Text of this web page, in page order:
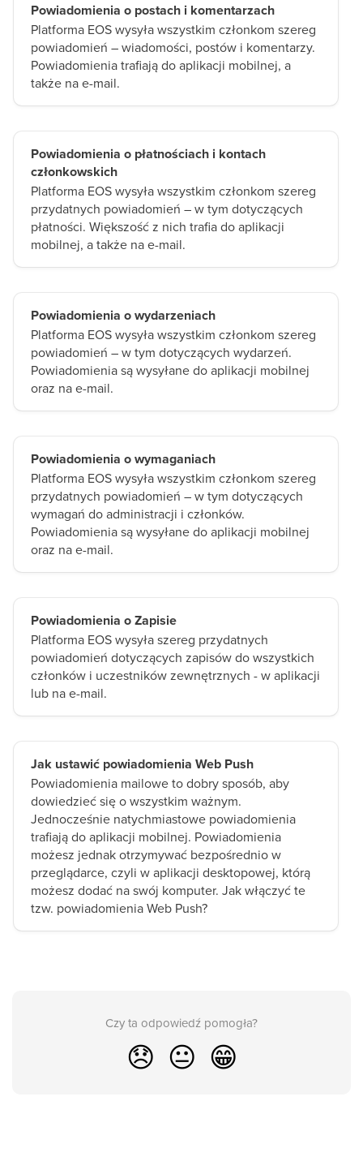
Powiadomienia o postach i komentarzach
Platforma EOS wysyła wszystkim członkom szereg
powiadomień – wiadomości, postów i komentarzy.
Powiadomienia trafiają do aplikacji mobilnej, a
także na e-mail.
Powiadomienia o płatnościach i kontach
członkowskich
Platforma EOS wysyła wszystkim członkom szereg
przydatnych powiadomień – w tym dotyczących
płatności. Większość z nich trafia do aplikacji
mobilnej, a także na e-mail.
Powiadomienia o wydarzeniach
Platforma EOS wysyła wszystkim członkom szereg
powiadomień – w tym dotyczących wydarzeń.
Powiadomienia są wysyłane do aplikacji mobilnej
oraz na e-mail.
Powiadomienia o wymaganiach
Platforma EOS wysyła wszystkim członkom szereg
przydatnych powiadomień – w tym dotyczących
wymagań do administracji i członków.
Powiadomienia są wysyłane do aplikacji mobilnej
oraz na e-mail.
Powiadomienia o Zapisie
Platforma EOS wysyła szereg przydatnych
powiadomień dotyczących zapisów do wszystkich
członków i uczestników zewnętrznych - w aplikacji
lub na e-mail.
Jak ustawić powiadomienia Web Push
Powiadomienia mailowe to dobry sposób, aby
dowiedzieć się o wszystkim ważnym.
Jednocześnie natychmiastowe powiadomienia
trafiają do aplikacji mobilnej. Powiadomienia
możesz jednak otrzymywać bezpośrednio w
przeglądarce, czyli w aplikacji desktopowej, którą
możesz dodać na swój komputer. Jak włączyć te
tzw. powiadomienia Web Push?
Czy ta odpowiedź pomogła?
😞 😐 😁